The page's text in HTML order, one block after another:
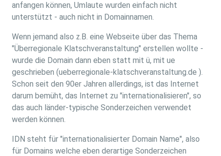
anfangen können, Umlaute wurden einfach nicht
unterstützt - auch nicht in Domainnamen.
Wenn jemand also z.B. eine Webseite über das Thema
"Überregionale Klatschveranstaltung" erstellen wollte -
wurde die Domain dann eben statt mit ü, mit ue
geschrieben (ueberregionale-klatschveranstaltung.de ).
Schon seit den 90er Jahren allerdings, ist das Internet
darum bemüht, das Internet zu "internationalisieren", so
das auch länder-typische Sonderzeichen verwendet
werden können.
IDN steht für "internationalisierter Domain Name", also
für Domains welche eben derartige Sonderzeichen